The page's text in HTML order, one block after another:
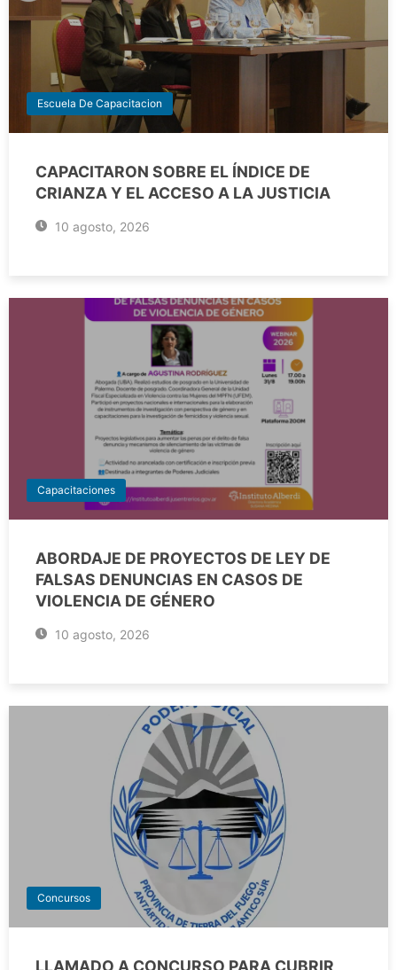
Escuela De Capacitacion
CAPACITARON SOBRE EL ÍNDICE DE
CRIANZA Y EL ACCESO A LA JUSTICIA
10 agosto, 2026
Capacitaciones
ABORDAJE DE PROYECTOS DE LEY DE
FALSAS DENUNCIAS EN CASOS DE
VIOLENCIA DE GÉNERO
10 agosto, 2026
Concursos
LLAMADO A CONCURSO PARA CUBRIR